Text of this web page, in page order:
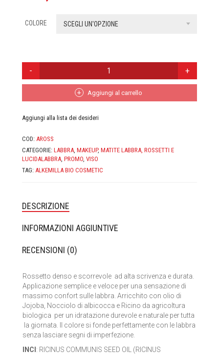
FLORA
GLI AROMI
GYADA COSMETICS
INVISIBOBBLE
LA SAPONARIA
LE ERBE DI JANAS
LE FATE BIO
NEVE COSMETICS
PHITOFILOS
COLORE SCEGLI UN'OPZIONE
ECO
COSMETIC
Aggiungi al carrello
Aggiungi alla lista dei desideri
COD: AROSS
CATEGORIE: LABBRA, MAKEUP, MATITE LABBRA, ROSSETTI E
LUCIDALABBRA, PROMO, VISO
TAG: ALKEMILLA BIO COSMETIC
DESCRIZIONE
INFORMAZIONI AGGIUNTIVE
RECENSIONI (0)
Rossetto denso e scorrevole ad alta scrivenza e durata.
Applicazione semplice e veloce per una sensazione di
massimo confort sulle labbra. Arricchito con olio di
Jojoba, Nocciolo di albicocca e Ricino da agricoltura
biologica per un idratazione durevole e naturale per tutta
la giornata. Il colore si fonde perfettamente con le labbra
senza lasciare segni di imperfezione.
INCI: RICINUS COMMUNIS SEED OIL (RICINUS